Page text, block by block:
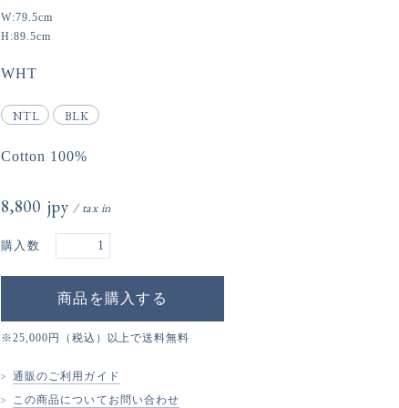
W:79.5cm
H:89.5cm
WHT
NTL BLK
Cotton 100%
8,800円(税込)
購入数
※25,000円（税込）以上で送料無料
通販のご利用ガイド
この商品についてお問い合わせ